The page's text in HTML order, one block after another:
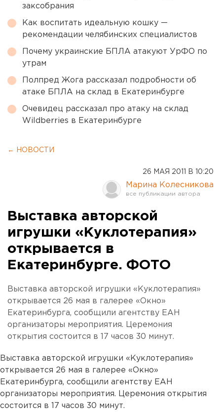
заксобрания
Как воспитать идеальную кошку —
рекомендации челябинских специалистов
Почему украинские БПЛА атакуют УрФО по
утрам
Полпред Жога рассказал подробности об
атаке БПЛА на склад в Екатеринбурге
Очевидец рассказал про атаку на склад
Wildberries в Екатеринбурге
← НОВОСТИ
26 МАЯ 2011 В 10:20
Марина Колесникова
Выставка авторской
игрушки «Куклотерапия»
открывается в
Екатеринбурге. ФОТО
Выставка авторской игрушки «Куклотерапия»
открывается 26 мая в галерее «Окно»
Екатеринбурга, сообщили агентству ЕАН
организаторы мероприятия. Церемония
открытия состоится в 17 часов 30 минут.
Выставка авторской игрушки «Куклотерапия»
открывается 26 мая в галерее «Окно»
Екатеринбурга, сообщили агентству ЕАН
организаторы мероприятия. Церемония открытия
состоится в 17 часов 30 минут.